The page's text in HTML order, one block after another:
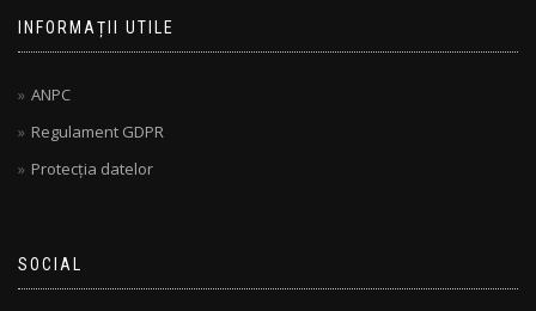
INFORMAȚII UTILE
ANPC
Regulament GDPR
Protecția datelor
SOCIAL